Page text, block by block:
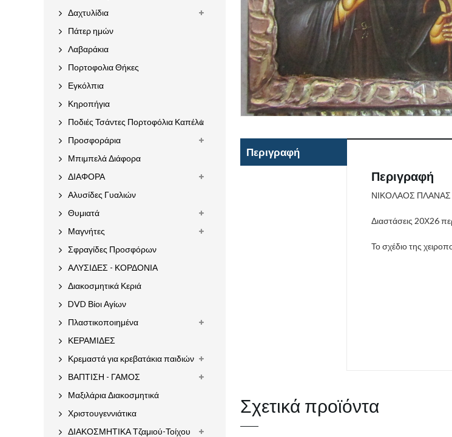
Περιγραφή
Περιγραφή
ΝΙΚΟΛΑΟΣ ΠΛΑΝΑΣ
Διαστάσεις 20Χ26
Το σχέδιο της
Σχετικά προϊόντα
Δαχτυλίδια
Πάτερ ημών
Λαβαράκια
Πορτοφολια Θήκες
Εγκόλπια
Κηροπήγια
Ποδιές Τσάντες Πορτοφόλια Καπέλα
Προσφοράρια
Μπιμπελά Διάφορα
ΔΙΑΦΟΡΑ
Αλυσίδες Γυαλιών
Θυμιατά
Μαγνήτες
Σφραγίδες Προσφόρων
ΑΛΥΣΙΔΕΣ - ΚΟΡΔΟΝΙΑ
Διακοσμητικά Κεριά
DVD Βίοι Αγίων
Πλαστικοποιημένα
ΚΕΡΑΜΙΔΕΣ
Κρεμαστά για κρεβατάκια παιδιών
ΒΑΠΤΙΣΗ - ΓΑΜΟΣ
Μαξιλάρια Διακοσμητικά
Χριστουγεννιάτικα
ΔΙΑΚΟΣΜΗΤΙΚΑ Τζαμιού-Τοίχου